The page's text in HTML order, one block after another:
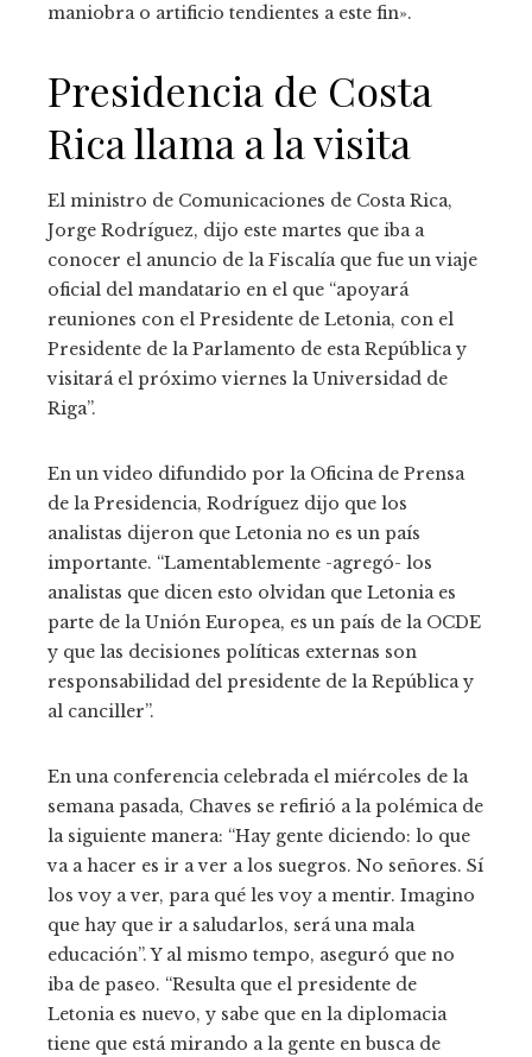
maniobra o artificio tendientes a este fin».
Presidencia de Costa
Rica llama a la visita
El ministro de Comunicaciones de Costa Rica,
Jorge Rodríguez, dijo este martes que iba a
conocer el anuncio de la Fiscalía que fue un viaje
oficial del mandatario en el que “apoyará
reuniones con el Presidente de Letonia, con el
Presidente de la Parlamento de esta República y
visitará el próximo viernes la Universidad de
Riga”.
En un video difundido por la Oficina de Prensa
de la Presidencia, Rodríguez dijo que los
analistas dijeron que Letonia no es un país
importante. “Lamentablemente -agregó- los
analistas que dicen esto olvidan que Letonia es
parte de la Unión Europea, es un país de la OCDE
y que las decisiones políticas externas son
responsabilidad del presidente de la República y
al canciller”.
En una conferencia celebrada el miércoles de la
semana pasada, Chaves se refirió a la polémica de
la siguiente manera: “Hay gente diciendo: lo que
va a hacer es ir a ver a los suegros. No señores. Sí
los voy a ver, para qué les voy a mentir. Imagino
que hay que ir a saludarlos, será una mala
educación”. Y al mismo tempo, aseguró que no
iba de paseo. “Resulta que el presidente de
Letonia es nuevo, y sabe que en la diplomacia
tiene que está mirando a la gente en busca de